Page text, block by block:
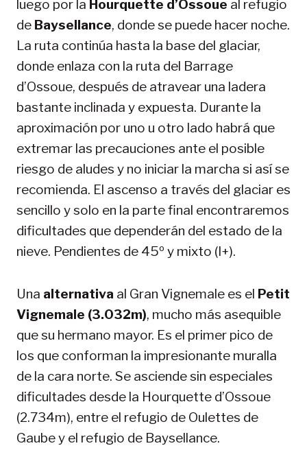
luego por la Hourquette d’Ossoue al refugio
de Baysellance, donde se puede hacer noche.
La ruta continúa hasta la base del glaciar,
donde enlaza con la ruta del Barrage
d’Ossoue, después de atravear una ladera
bastante inclinada y expuesta. Durante la
aproximación por uno u otro lado habrá que
extremar las precauciones ante el posible
riesgo de aludes y no iniciar la marcha si así se
recomienda. El ascenso a través del glaciar es
sencillo y solo en la parte final encontraremos
dificultades que dependerán del estado de la
nieve. Pendientes de 45º y mixto (I+).
Una alternativa al Gran Vignemale es el Petit
Vignemale (3.032m), mucho más asequible
que su hermano mayor. Es el primer pico de
los que conforman la impresionante muralla
de la cara norte. Se asciende sin especiales
dificultades desde la Hourquette d’Ossoue
(2.734m), entre el refugio de Oulettes de
Gaube y el refugio de Baysellance.